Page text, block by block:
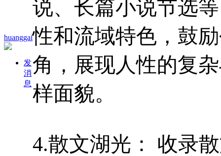
huanggai
发
消
息
说、长篇小说节选
性和流域特色，鼓
角，展现人性的复
样面貌。
4.散文湖光： 收录